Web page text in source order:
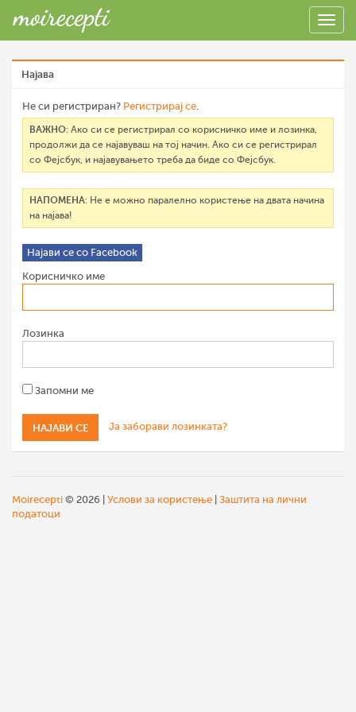
Најава
Не си регистриран? Регистрирај се.
ВАЖНО: Ако си се регистрирал со корисничко име и лозинка,
продолжи да се најавуваш на тој начин. Ако си се регистрирал
со Фејсбук, и најавувањето треба да биде со Фејсбук.
НАПОМЕНА: Не е можно паралелно користење на двата начина
на најава!
Најави се со Facebook
Корисничко име
Лозинка
Запомни ме
Ја заборави лозинката?
Moirecepti © 2026 | Услови за користење Заштита на лични
податоци